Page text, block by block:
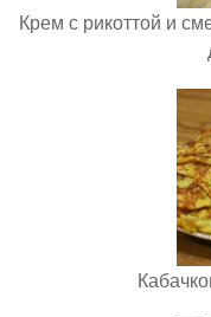
Крем с рикоттой и